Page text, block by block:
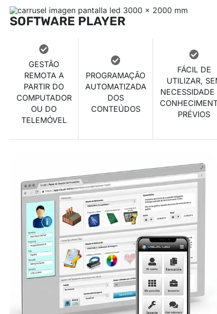
SOFTWARE PLAYER
GESTÃO
REMOTA A
PARTIR DO
COMPUTADOR
OU DO
TELEMÓVEL
PROGRAMAÇÃO
AUTOMATIZADA
DOS
CONTEÚDOS
FÁCIL DE
UTILIZAR,
NECESSIDADE
PRÉVIOS